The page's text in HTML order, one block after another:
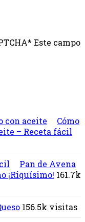
* Este campo
Cómo
– Receta fácil
Pan de Avena
¡Riquísimo! 161.7k
156.5k visitas